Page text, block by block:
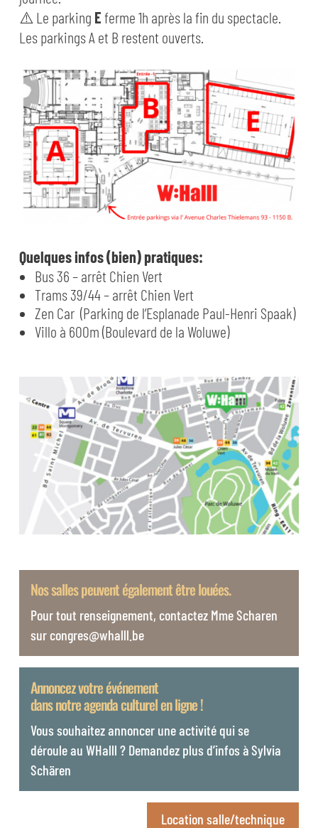
⚠️ Le parking Eferme 1h après la fin du spectacle.
Les parkings A et B restent ouverts.
Quelques infos (bien) pratiques:
Bus 36 – arrêt Chien Vert
Trams 39/44 – arrêt Chien Vert
Zen Car (Parking de l’Esplanade Paul-Henri Spaak)
Villo à 600m (Boulevard de la Woluwe)
Nos salles peuvent également être louées.
Pour tout renseignement, contactez Mme Scharen
sur congres@whalll.be
Annoncez votre événement
dans notre agenda culturel en ligne !
Vous souhaitez annoncer une activité qui se
déroule au WHalll ? Demandez plus d’infos à Sylvia
Schären
Location salle/technique